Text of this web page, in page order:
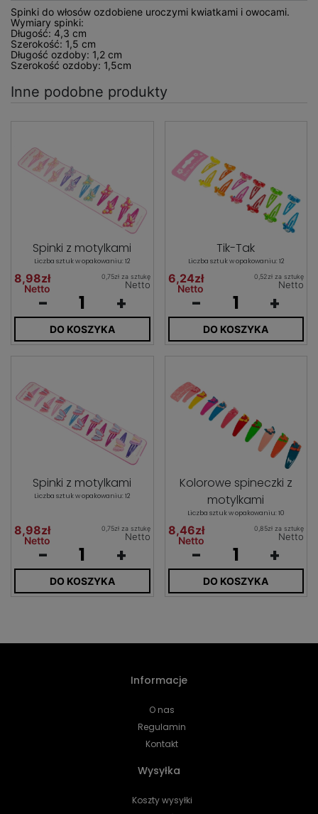
Spinki do włosów ozdobiene uroczymi kwiatkami i owocami.
Wymiary spinki:
Długość: 4,3 cm
Szerokość: 1,5 cm
Długość ozdoby: 1,2 cm
Szerokość ozdoby: 1,5cm
Inne podobne produkty
Spinki z motylkami
Liczba sztuk w opakowaniu: 12
8,98zł
Netto
0,75zł za sztukę
Netto
- +
DO KOSZYKA
Tik-Tak
Liczba sztuk w opakowaniu: 12
6,24zł
Netto
0,52zł za sztukę
Netto
- +
DO KOSZYKA
Spinki z motylkami
Liczba sztuk w opakowaniu: 12
8,98zł
Netto
0,75zł za sztukę
Netto
- +
DO KOSZYKA
Kolorowe spineczki z
motylkami
Liczba sztuk w opakowaniu: 10
8,46zł
Netto
0,85zł za sztukę
Netto
- +
DO KOSZYKA
Informacje
O nas
Regulamin
Kontakt
Wysyłka
Koszty wysyłki